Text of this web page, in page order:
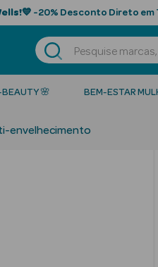
💙 -20% Desconto Direto em
BEAUTY 🌸 BEM-ESTAR
envelhecimento